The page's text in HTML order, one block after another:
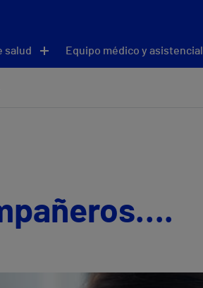
salud Equipo médico y asistencial